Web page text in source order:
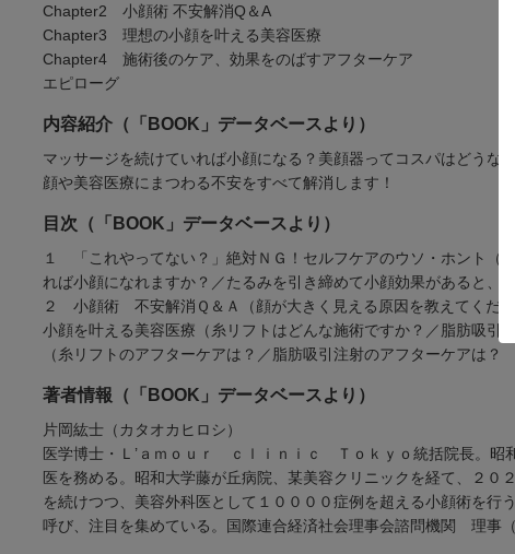
Chapter2 小顔術 不安解消Q＆A
Chapter3 理想の小顔を叶える美容医療
Chapter4 施術後のケア、効果をのばすアフターケア
エピローグ
内容紹介（「BOOK」データベースより）
マッサージを続けていれば小顔になる？美顔器ってコスパはどう
顔や美容医療にまつわる不安をすべて解消します！
目次（「BOOK」データベースより）
１ 「これやってない？」絶対ＮＧ！セルフケアのウソ・ホント（
れば小顔になれますか？／たるみを引き締めて小顔効果があると
２ 小顔術 不安解消Ｑ＆Ａ（顔が大きく見える原因を教えてくだ
小顔を叶える美容医療（糸リフトはどんな施術ですか？／脂肪吸
（糸リフトのアフターケアは？／脂肪吸引注射のアフターケアは？
著者情報（「BOOK」データベースより）
片岡紘士（カタオカヒロシ）
医学博士・Ｌ’ａｍｏｕｒ ｃｌｉｎｉｃ Ｔｏｋｙｏ統括院長。昭
医を務める。昭和大学藤が丘病院、某美容クリニックを経て、２
を続けつつ、美容外科医として１００００症例を超える小顔術を
呼び、注目を集めている。国際連合経済社会理事会諮問機関 理事